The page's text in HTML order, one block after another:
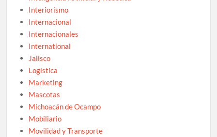
Interiorismo
Internacional
Internacionales
International
Jalisco
Logística
Marketing
Mascotas
Michoacán de Ocampo
Mobiliario
Movilidad y Transporte